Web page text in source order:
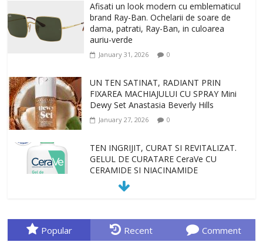
Afisati un look modern cu emblematicul
brand Ray-Ban. Ochelarii de soare de
dama, patrati, Ray-Ban, in culoarea
auriu-verde
January 31, 2026 0
UN TEN SATINAT, RADIANT PRIN
FIXAREA MACHIAJULUI CU SPRAY Mini
Dewy Set Anastasia Beverly Hills
January 27, 2026 0
TEN INGRIJIT, CURAT SI REVITALIZAT.
GELUL DE CURATARE CeraVe CU
CERAMIDE SI NIACINAMIDE
January 23, 2026
ori o provocare. Idei inedite, cadouri
originale, le puteti avea la Giftspot.ro,
Popular Recent Comment